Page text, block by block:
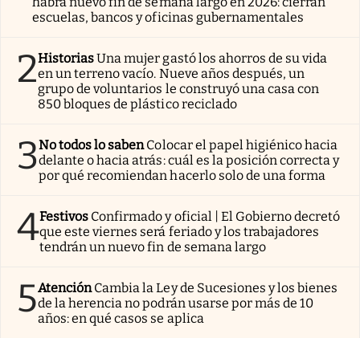
escuelas, bancos y oficinas gubernamentales
2HistoriasUna mujer gastó los ahorros de su vida
en un terreno vacío. Nueve años después, un
grupo de voluntarios le construyó una casa con
850 bloques de plástico reciclado
3No todos lo sabenColocar el papel higiénico hacia
delante o hacia atrás: cuál es la posición correcta y
por qué recomiendan hacerlo solo de una forma
4Festivos Confirmado y oficial | El Gobierno decretó
que este viernes será feriado y los trabajadores
tendrán un nuevo fin de semana largo
5AtenciónCambia la Ley de Sucesiones y los bienes
de la herencia no podrán usarse por más de 10
años: en qué casos se aplica